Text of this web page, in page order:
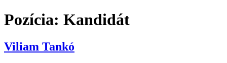
Pozícia: Kandidát
Viliam Tankó